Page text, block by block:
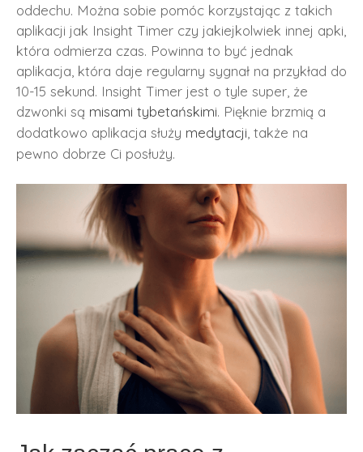
oddechu. Można sobie pomóc korzystając z takich
aplikacji jak Insight Timer czy jakiejkolwiek innej apki,
która odmierza czas. Powinna to być jednak
aplikacja, która daje regularny sygnał na przykład do
10-15 sekund. Insight Timer jest o tyle super, że
dzwonki są misami tybetańskimi. Pięknie brzmią a
dodatkowo aplikacja służy medytacji , także na
pewno dobrze Ci posłuży.